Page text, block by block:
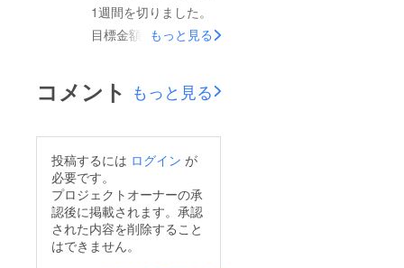
1週間を切りました。
目標金額まで残り6.5
援、ご協力のほどよろ
しくお願いいたしま
もっと見る
コメント もっと見る
投稿するには ログイン が
必要です。
プロジェクトオーナーの承
認後に掲載されます。承認
された内容を削除すること
はできません。